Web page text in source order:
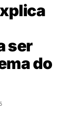
ser
do